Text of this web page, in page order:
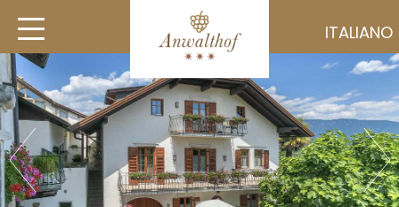
ITALIANO